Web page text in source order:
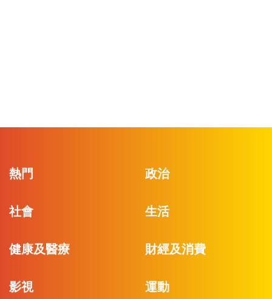
熱門 政治
社會 生活
健康及醫療 財經及消費
影視 運動